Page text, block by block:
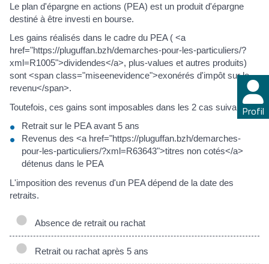
Profil
Le plan d'épargne en actions (PEA) est un produit d'épargne
destiné à être investi en bourse.
Les gains réalisés dans le cadre du PEA ( <a
href="https://pluguffan.bzh/demarches-pour-les-particuliers/?
xml=R1005">dividendes</a>, plus-values et autres produits)
sont <span class="miseenevidence">exonérés d'impôt sur le
revenu</span>.
Toutefois, ces gains sont imposables dans les 2 cas suivants :
Retrait sur le PEA avant 5 ans
Revenus des <a href="https://pluguffan.bzh/demarches-
pour-les-particuliers/?xml=R63643">titres non cotés</a>
détenus dans le PEA
L'imposition des revenus d'un PEA dépend de la date des
retraits.
Absence de retrait ou rachat
Retrait ou rachat après 5 ans